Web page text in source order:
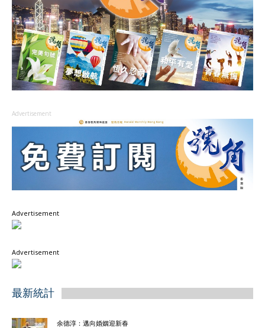
Advertisement
Advertisement
Advertisement
最新統計
余德淳：邁向婚姻迎新春